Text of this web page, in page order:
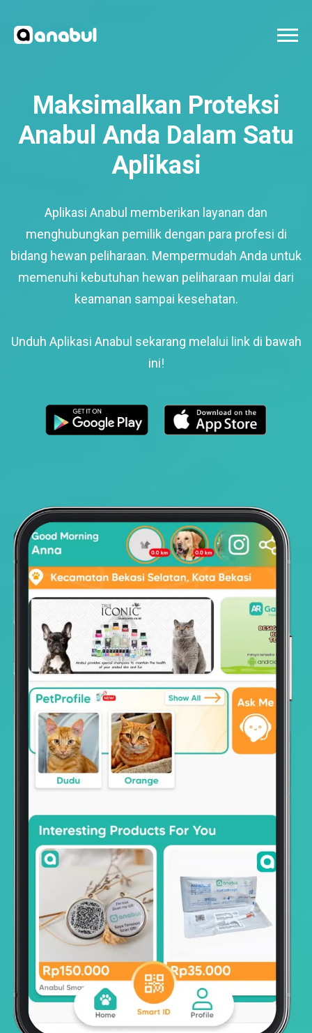
Maksimalkan Proteksi
Anabul Anda Dalam Satu
Aplikasi
Aplikasi Anabul memberikan layanan dan
menghubungkan pemilik dengan para profesi di
bidang hewan peliharaan. Mempermudah Anda untuk
memenuhi kebutuhan hewan peliharaan mulai dari
keamanan sampai kesehatan.
Unduh Aplikasi Anabul sekarang melalui link di bawah
ini!